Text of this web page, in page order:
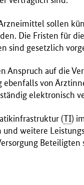
sollen
Die Fristen für
sind gesetzlich
Anspruch auf die
von
elektronisch
(TI)
weitere